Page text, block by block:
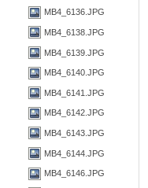
MB4_6136.JPG
MB4_6138.JPG
MB4_6139.JPG
MB4_6140.JPG
MB4_6141.JPG
MB4_6142.JPG
MB4_6143.JPG
MB4_6144.JPG
MB4_6146.JPG